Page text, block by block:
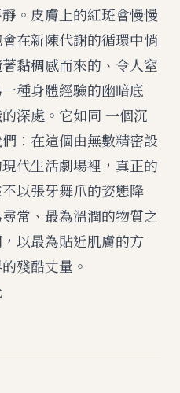
。皮膚上的紅斑會慢慢
在新陳代謝的循環中悄
黏稠感而來的、令人窒
種身體經驗的幽暗底
深處。它如同 一個沉
：在這個由無數精密設
代生活劇場裡，真正的
以張牙舞爪的姿態降
常、最為溫潤的物質之
以最為貼近肌膚的方
殘酷丈量。